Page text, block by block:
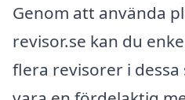
Genom att använda
revisor.se kan du
flera revisorer i dessa